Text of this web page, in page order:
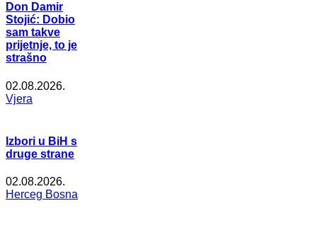
Don Damir
Stojić: Dobio
sam takve
prijetnje, to je
strašno
02.08.2026.
Vjera
Izbori u BiH s
druge strane
02.08.2026.
Herceg Bosna